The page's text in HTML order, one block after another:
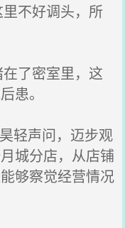
不好调头，所
了密室里，这
患。
轻声问，迈步观
城分店，从店铺
够察觉经营情况